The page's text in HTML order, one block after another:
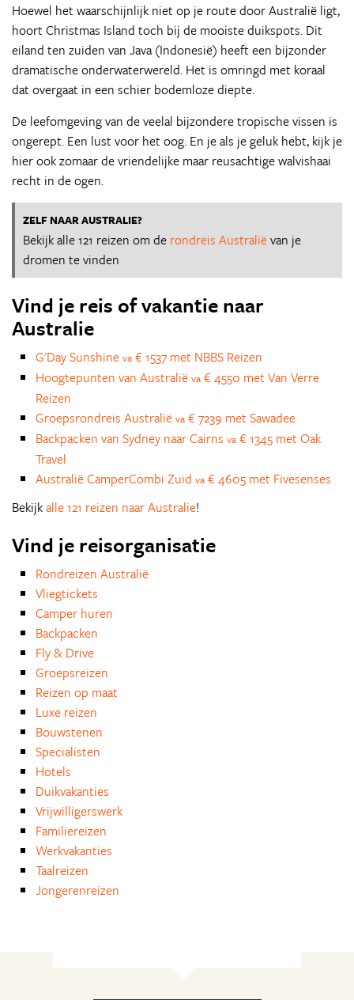
Hoewel het waarschijnlijk niet op je route door Australië ligt,
hoort Christmas Island toch bij de mooiste duikspots. Dit
eiland ten zuiden van Java (Indonesië) heeft een bijzonder
dramatische onderwaterwereld. Het is omringd met koraal
dat overgaat in een schier bodemloze diepte.
De leefomgeving van de veelal bijzondere tropische vissen is
ongerept. Een lust voor het oog. En je als je geluk hebt, kijk je
hier ook zomaar de vriendelijke maar reusachtige walvishaai
recht in de ogen.
ZELF NAAR AUSTRALIE?
Bekijk alle 121 reizen om de rondreis Australiëvan je
dromen te vinden
Vind je reis of vakantie naar
Australie
G'Day Sunshine va € 1537 met NBBS Reizen
Hoogtepunten van Australië va € 4550 met Van Verre
Reizen
Groepsrondreis Australië va € 7239 met Sawadee
Backpacken van Sydney naar Cairns va € 1345 met Oak
Travel
Australië CamperCombi Zuid va € 4605 met Fivesenses
Bekijkalle 121 reizen naar Australie!
Vind je reisorganisatie
Rondreizen Australië
Vliegtickets
Camper huren
Backpacken
Fly & Drive
Groepsreizen
Reizen op maat
Luxe reizen
Bouwstenen
Specialisten
Hotels
Duikvakanties
Vrijwilligerswerk
Familiereizen
Werkvakanties
Taalreizen
Jongerenreizen